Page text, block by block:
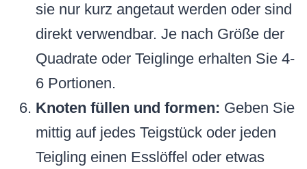
sie nur kurz angetaut werden oder sind
direkt verwendbar. Je nach Größe der
Quadrate oder Teiglinge erhalten Sie 4-
6 Portionen.
Knoten füllen und formen: Geben Sie
mittig auf jedes Teigstück oder jeden
Teigling einen Esslöffel oder etwas